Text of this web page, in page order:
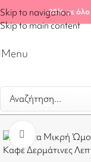
Skip to navigation
Skip to main content
-20%σε όλο
Menu
Αρχική σελίδα
Click to